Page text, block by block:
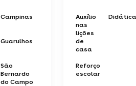
Campinas
Guarulhos
São
Bernardo
do Campo
Auxílio
nas
lições
de
casa
Didática
Reforço
escolar